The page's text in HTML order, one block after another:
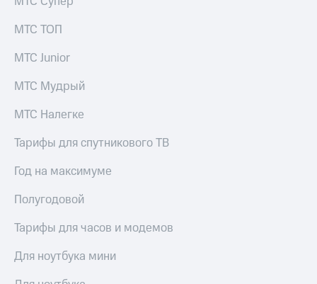
МТС ТОП
МТС Junior
МТС Мудрый
МТС Налегке
Тарифы для спутникового ТВ
Год на максимуме
Полугодовой
Тарифы для часов и модемов
Для ноутбука мини